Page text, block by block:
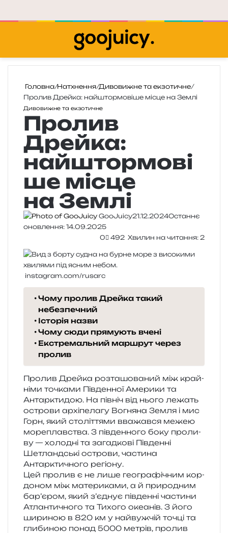
Головна/Натхнення/Дивовижне та екзотичне/
Пролив Дрейка: найштормовіше місце на Землі
Дивовижне та екзотичне
Пролив
Дрейка:
найштормові
ше місце
на Землі
GooJuicy21.12.2024Останнє
оновлення: 14.09.2025
0
492 Хвилин на читання: 2
instagram.com/rusarc
Чому пролив Дрейка такий
небезпечний
Історія назви
Чому сюди прямують вчені
Екстремальний маршрут через
пролив
Пролив Дрейка роз­та­шо­ва­ний між край­
ні­ми точка­ми Південної Америки та
Антарктидою. На пів­ніч від нього лежать
остро­ви архі­пе­ла­гу Вогняна Земля і мис
Горн, який сто­лі­т­тя­ми вва­жав­ся межею
море­плав­ства. З пів­ден­но­го боку про­ли­
ву — холо­дні та загад­ко­ві Південні
Шетландські остро­ви, части­на
Антарктичного регіону.
Цей про­лив є не лише гео­гра­фі­чним кор­
до­ном між мате­ри­ка­ми, а й при­ро­дним
бар’єром, який з’єднує пів­ден­ні части­ни
Атлантичного та Тихого оке­а­нів. З його
шири­ною в 820 км у най­вуж­чій точці та
гли­би­ною понад 5000 метрів, про­лив